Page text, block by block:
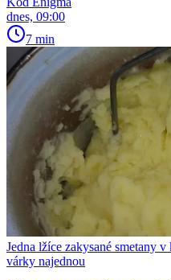
dnes, 09:00
7 min
Jedna lžíce zakysané smetany
várky najednou